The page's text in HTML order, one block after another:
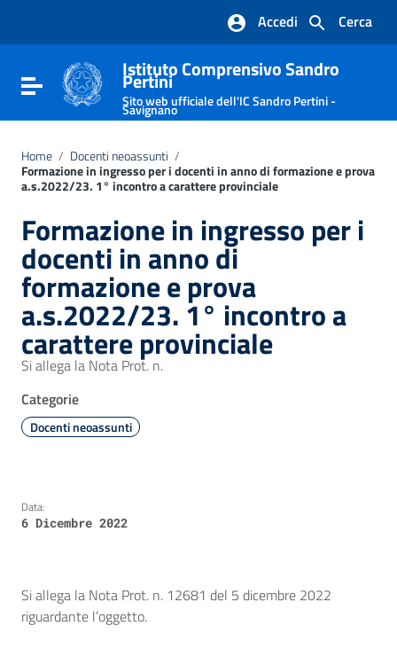
Vai al footer
Cerca
Accedi
Attiva / disattiva la navigazione
Istituto Comprensivo Sandro
Pertini
Sito web ufficiale dell'IC Sandro Pertini -
Savignano
Home / Docenti neoassunti /
Formazione in ingresso per i docenti in anno di formazione e prova
a.s.2022/23. 1° incontro a carattere provinciale
Formazione in ingresso per i
docenti in anno di
formazione e prova
a.s.2022/23. 1° incontro a
carattere provinciale
Si allega la Nota Prot. n.
Categorie
Docenti neoassunti
Data:
6 Dicembre 2022
Si allega la Nota Prot. n. 12681 del 5 dicembre 2022
riguardante l’oggetto.